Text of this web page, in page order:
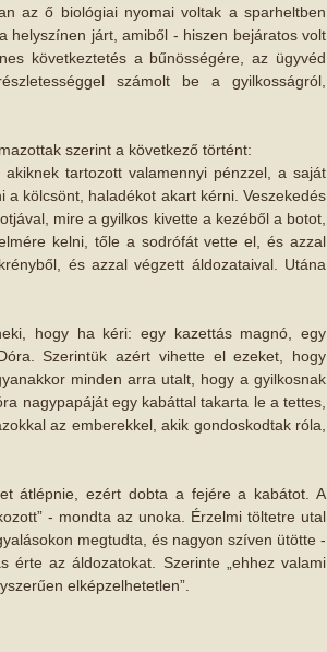
az ő biológiai nyomai voltak a sparheltben
helyszínen járt, amiből - hiszen bejáratos volt
következtetés a bűnösségére, az ügyvéd
számolt be a gyilkosságról,
szerint a következő történt:
tartozott valamennyi pénzzel, a saját
kölcsönt, haladékot akart kérni. Veszekedés
mire a gyilkos kivette a kezéből a botot,
kelni, tőle a sodrófát vette el, és azzal
és azzal végzett áldozataival. Utána
hogy ha kéri: egy kazettás magnó, egy
Szerintük azért vihette el ezeket, hogy
minden arra utalt, hogy a gyilkosnak
nagypapáját egy kabáttal takarta le a tettes,
az emberekkel, akik gondoskodtak róla,
átlépnie, ezért dobta a fejére a kabátot. A
- mondta az unoka. Érzelmi töltetre utal
megtudta, és nagyon szíven ütötte -
érte az áldozatokat. Szerinte „ehhez valami
elképzelhetetlen”.